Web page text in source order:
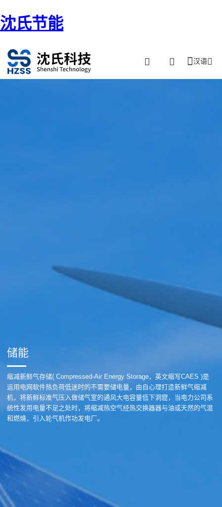
沈氏节能
汉语
储能
缩减新鲜气存储( Compressed-Air Energy Storage，英文缩写CAES )是
运用电网软件热负荷低迷时的不需要储电量，由自心理打造新鲜气缩减
机，将新鲜标准气压入做储气室的通风大电容量低下洞窟，当电力公司系
统性发用电量不足之处时，将缩减热空气经热交换器器与油或天然的气混
和燃燒，引入轮气机作功发电厂。